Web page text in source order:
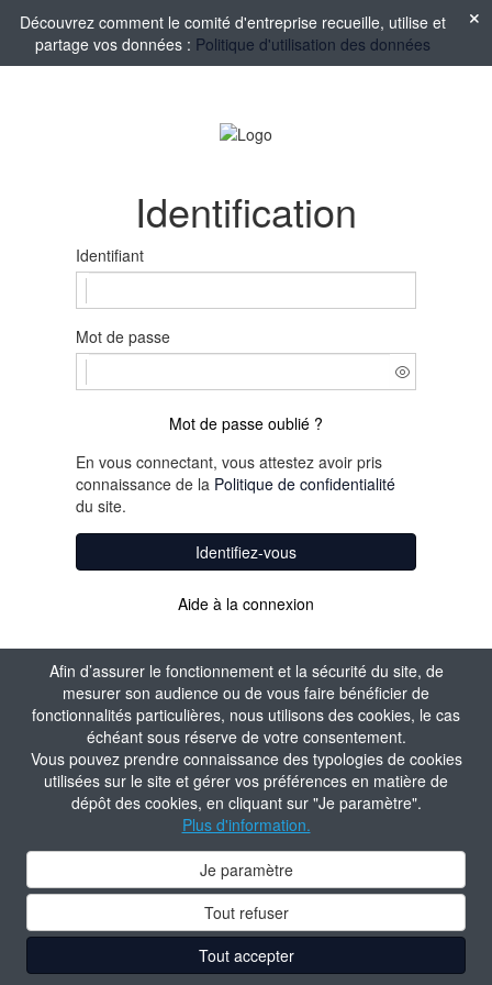
Afin d’assurer le fonctionnement et la sécurité du site, de
mesurer son audience ou de vous faire bénéficier de
fonctionnalités particulières, nous utilisons des cookies, le cas
échéant sous réserve de votre consentement.
Vous pouvez prendre connaissance des typologies de cookies
utilisées sur le site et gérer vos préférences en matière de
dépôt des cookies, en cliquant sur "Je paramètre".
Plus d'information.
Je paramètre
Tout refuser
Tout accepter
Découvrez comment le comité d'entreprise recueille, utilise et
partage vos données : Politique d'utilisation des données
Identification
Identifiant
Mot de passe
Mot de passe oublié ?
En vous connectant, vous attestez avoir pris
connaissance de la Politique de confidentialité
du site.
Identifiez-vous
Aide à la connexion